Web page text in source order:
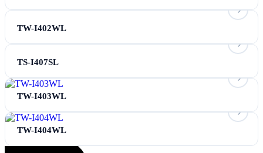
TW-I402WL
TS-I407SL
TW-I403WL
TW-I404WL